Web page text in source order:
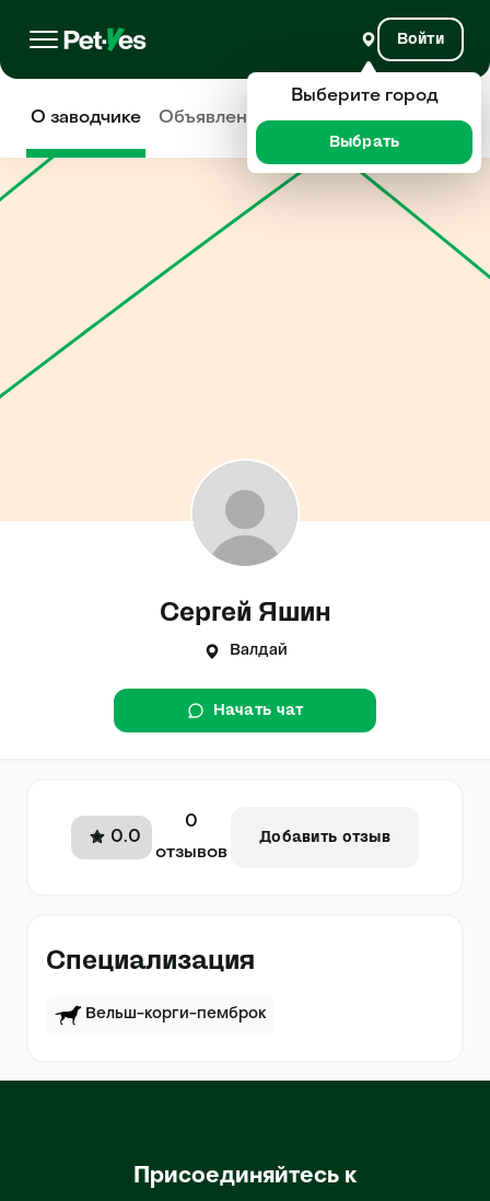
Войти
О заводчике Объявления Отзывы
Сергей Яшин
Валдай
Начать чат
0.0
0
отзывов
Добавить отзыв
Специализация
Вельш-корги-пемброк
Присоединяйтесь к
Выберите город
Выбрать